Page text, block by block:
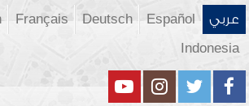
عربي Español
Deutsch
Français
Indonesia